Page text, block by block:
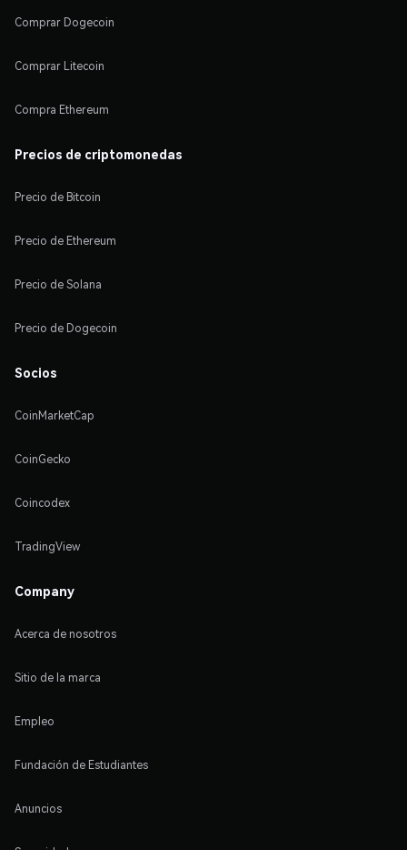
Comprar Dogecoin
Comprar Litecoin
Compra Ethereum
Precios de criptomonedas
Precio de Bitcoin
Precio de Ethereum
Precio de Solana
Precio de Dogecoin
Socios
CoinMarketCap
CoinGecko
Coincodex
TradingView
Company
Acerca de nosotros
Sitio de la marca
Empleo
Fundación de Estudiantes
Anuncios